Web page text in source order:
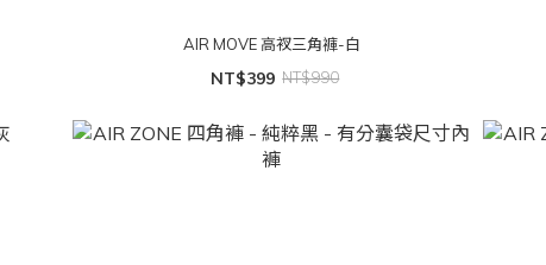
AIR MOVE 高衩三角褲-白
NT$399 NT$990